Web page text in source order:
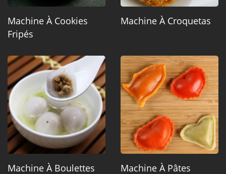
Machine À Cookies
Fripés
Machine À Croquetas
Machine À Boulettes Machine À Pâtes